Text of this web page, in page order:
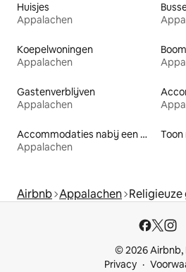
Huisjes
Appalachen
Koepelwoningen
Appalachen
Gastenverblijven
Appalachen
Accommodaties nabij een meer
Appalachen
Toon
Airbnb Appalachen
© 2026 Airbnb,
Privacy